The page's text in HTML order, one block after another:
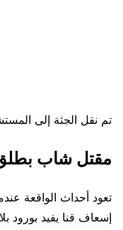
تم نقل الجثة إلى
مقتل شاب
تعود أحداث الواقعة
إسعاف قنا يفيد بورود